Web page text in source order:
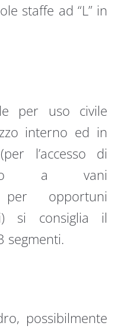
staffe ad “L” in
per uso civile
interno ed in
l’accesso di
a vani
per opportuni
si consiglia il
segmenti.
possibilmente